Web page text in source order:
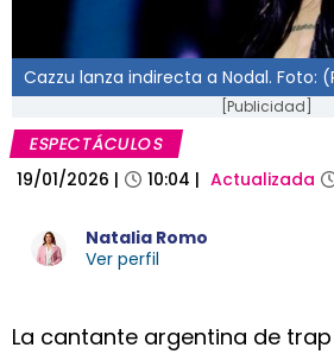
Cazzu lanza indirecta a Nodal. Foto:
[Publicidad]
ESPECTÁCULOS
19/01/2026 | 10:04 | Actualizada
Natalia Romo
Ver perfil
La cantante argentina de